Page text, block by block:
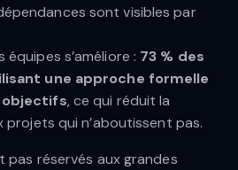
sont visibles par
s’améliore : 73 % des
une approche formelle
, ce qui réduit la
qui n’aboutissent pas.
pas réservés aux grandes